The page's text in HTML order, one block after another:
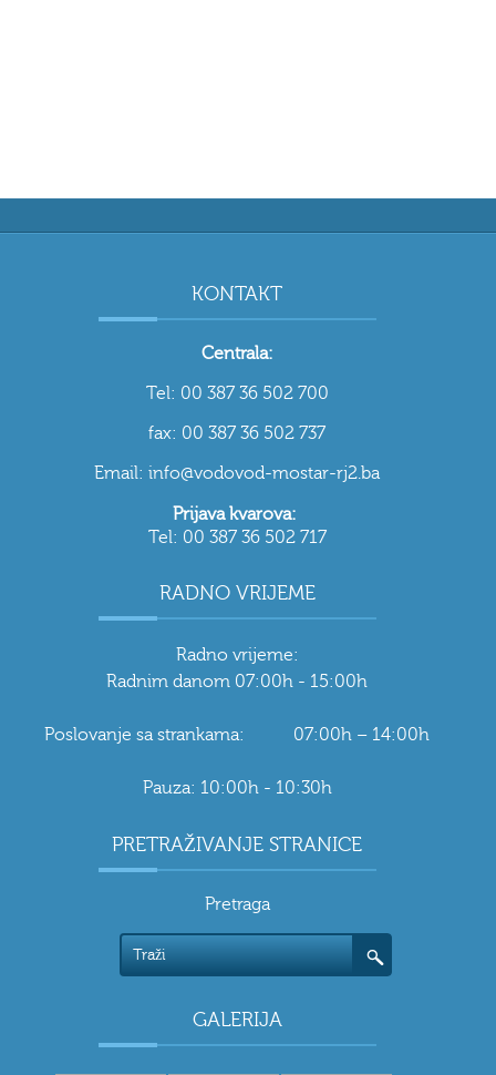
KONTAKT
Centrala:
Tel: 00 387 36 502 700
fax: 00 387 36 502 737
Email: info@vodovod-mostar-rj2.ba
Prijava kvarova:
Tel: 00 387 36 502 717
RADNO VRIJEME
Radno vrijeme:
Radnim danom 07:00h - 15:00h
Poslovanje sa strankama: 07:00h – 14:00h
Pauza: 10:00h - 10:30h
PRETRAŽIVANJE STRANICE
Pretraga
GALERIJA